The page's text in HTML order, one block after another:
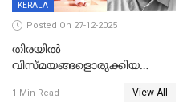
KERALA
Posted On 27-12-2025
തിരയിൽ
വിസ്മയങ്ങളൊരുക്കിയ
ശേഖര്‍ അന്തരിച്ചു
1 Min Read View All